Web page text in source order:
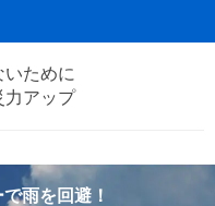
ために
力アップ
雨を回避！